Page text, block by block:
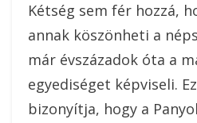
Kétség sem fér hozzá,
annak köszönheti a
már évszázadok óta a
egyediséget képviseli.
bizonyítja, hogy a